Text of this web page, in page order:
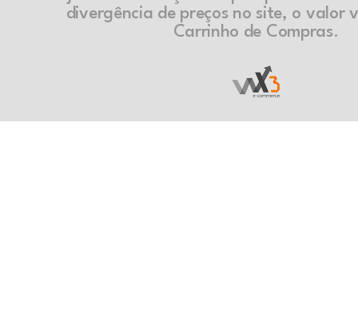
divergência de preços no site, o valor
Carrinho de Compras.